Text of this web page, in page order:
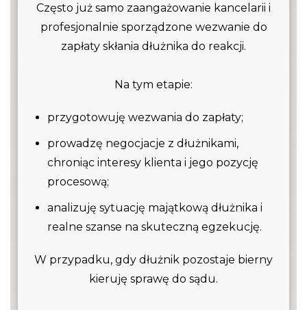
Często już samo zaangażowanie kancelarii i
profesjonalnie sporządzone wezwanie do
zapłaty skłania dłużnika do reakcji.
Na tym etapie:
przygotowuję wezwania do zapłaty;
prowadzę negocjacje z dłużnikami,
chroniąc interesy klienta i jego pozycję
procesową;
analizuję sytuację majątkową dłużnika i
realne szanse na skuteczną egzekucję.
W przypadku, gdy dłużnik pozostaje bierny
kieruję sprawę do sądu.